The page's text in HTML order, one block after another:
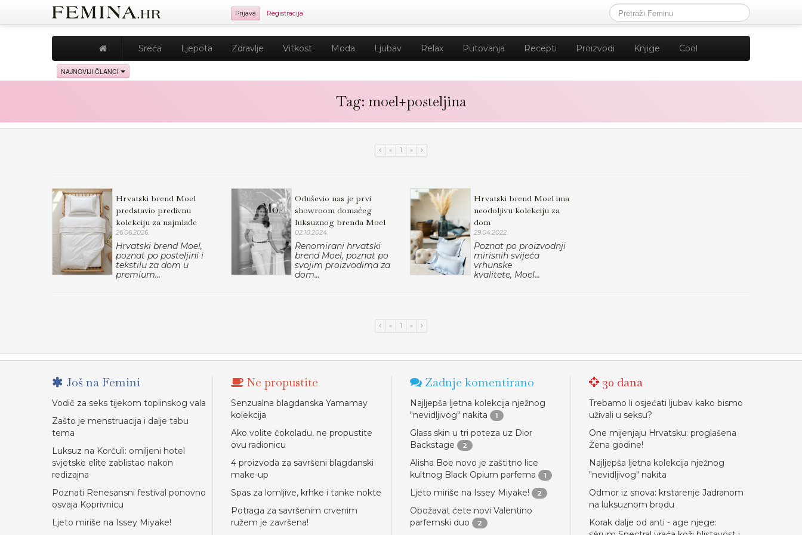
Prijava Registracija
Sreća Ljepota Zdravlje Vitkost Moda Ljubav Relax Putovanja Recepti Proizvodi Knjige Cool
NAJNOVIJI ČLANCI
Tag: moel+posteljina
« 1 »
Hrvatski brend Moel
predstavio predivnu
kolekciju za najmlađe
26.06.2026.
Hrvatski brend Moel,
poznat po posteljini i
tekstilu za dom u
premium...
Oduševio nas je prvi
showroom domaćeg
luksuznog brenda Moel
02.10.2024.
Renomirani hrvatski
brend Moel, poznat po
svojim proizvodima za
dom...
Hrvatski brend Moel ima
neodoljivu kolekciju za
dom
29.04.2022.
Poznat po proizvodnji
mirisnih svijeća
vrhunske
kvalitete, Moel...
« 1 »
Još na Femini
Vodič za seks tijekom toplinskog vala
Zašto je menstruacija i dalje tabu
tema
Luksuz na Korčuli: omiljeni hotel
svjetske elite zablistao nakon
redizajna
Poznati Renesansni festival ponovno
osvaja Koprivnicu
Ljeto miriše na Issey Miyake!
Ne propustite
Senzualna blagdanska Yamamay
kolekcija
Ako volite čokoladu, ne propustite
ovu radionicu
4 proizvoda za savršeni blagdanski
make-up
Spas za lomljive, krhke i tanke nokte
Potraga za savršenim crvenim
ružem je završena!
Zadnje komentirano
Najljepša ljetna kolekcija nježnog
"nevidljivog" nakita
1
Glass skin u tri poteza uz Dior
Backstage
2
Alisha Boe novo je zaštitno lice
kultnog Black Opium parfema
1
Ljeto miriše na Issey Miyake! 2
Obožavat ćete novi Valentino
parfemski duo
2
30 dana
Trebamo li osjećati ljubav kako bismo
uživali u seksu?
One mijenjaju Hrvatsku: proglašena
Žena godine!
Najljepša ljetna kolekcija nježnog
"nevidljivog" nakita
Odmor iz snova: krstarenje Jadranom
na luksuznom brodu
Korak dalje od anti - age njege: